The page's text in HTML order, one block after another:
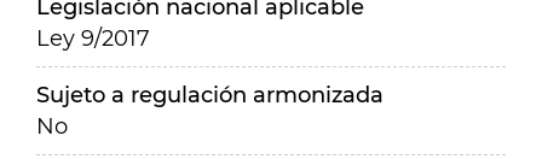
Legislación nacional aplicable
Ley 9/2017
Sujeto a regulación armonizada
No